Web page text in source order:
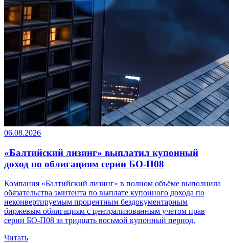
06.08.2026
«Балтийский лизинг» выплатил купонный
доход по облигациям серии БО-П08
Компания «Балтийский лизинг» в полном объёме выполнила
обязательства эмитента по выплате купонного дохода по
неконвертируемым процентным бездокументарным
биржевым облигациям с централизованным учетом прав
серии БО-П08 за тридцать восьмой купонный период.
Читать